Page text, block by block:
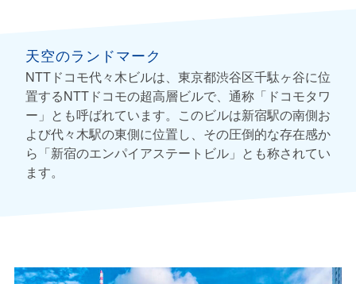
天空のランドマーク
NTTドコモ代々木ビルは、東京都渋谷区千駄ヶ谷に位
置するNTTドコモの超高層ビルで、通称「ドコモタワ
ー」とも呼ばれています。このビルは新宿駅の南側お
よび代々木駅の東側に位置し、その圧倒的な存在感か
ら「新宿のエンパイアステートビル」とも称されてい
ます。